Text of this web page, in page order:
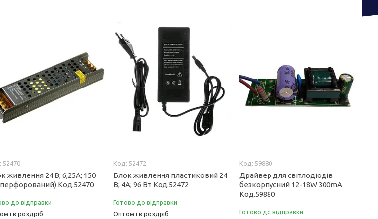
52470
живлення 24 В; 6,25А; 150
Код.52470
до відправки
і в роздріб
52472
Блок живлення пластиковий 24
В; 4А; 96 Вт Код.52472
Готово до відправки
Оптом і в роздріб
59880
Драйвер для світлодіодів
безкорпусний 12-18W 300mA
Код.59880
Готово до відправки